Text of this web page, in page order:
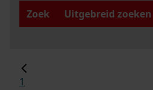
Zoek
Uitgebreid zoeken
1